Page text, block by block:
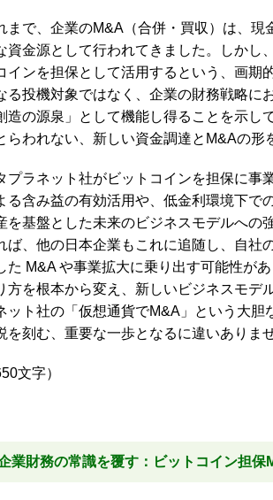
まで、企業のM&A（合併・買収）は、
資金源として行われてきました。しかし
インを担保として活用するという、画
る投機対象ではなく、企業の財務戦略に
造の源泉」として機能し得ることを示し
らわれない、新しい資金調達とM&Aの形
プラネット社がビットコインを担保に
る含み益の有効活用や、低金利環境下で
を基盤とした未来のビジネスモデルへの
ば、他の日本企業もこれに追随し、自社
た M&A や事業拡大に乗り出す可能性が
方を根本から変え、新しいビジネスモデ
ット社の「仮想通貨でM&A」という大
を刻む、重要な一歩となるに違いありませ
文字）
業財務の常識を覆す：ビットコイン担